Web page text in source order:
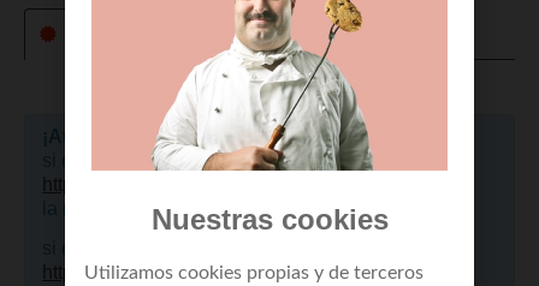
si eres un cliente de empresa, por favor pulsa aquí
https://portalclientes.mundo-r.com
la nueva web.
https://mi.mundo-r.com, para acceder a la nueva
Nuestras cookies
Utilizamos cookies propias y de terceros